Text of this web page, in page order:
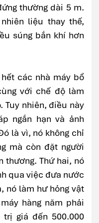
thường dài 5 m.
liệu thay thế,
súng bắn khí hơn
các nhà máy bổ
với chế độ làm
Tuy nhiên, điều này
ngắn hạn và ảnh
là vì, nó không chỉ
mà còn đặt người
thương. Thứ hai, nó
qua việc đưa nước
nó làm hư hỏng vật
hàng năm phải
giá đến 500.000